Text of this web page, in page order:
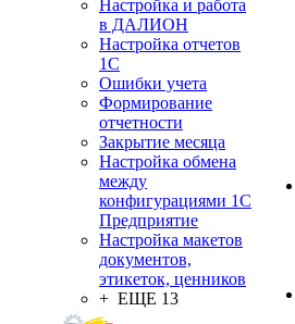
Настройка и работа
в ДАЛИОН
Настройка отчетов
1С
Ошибки учета
Формирование
отчетности
Закрытие месяца
Настройка обмена
между
конфигурациями 1С
Предприятие
Настройка макетов
документов,
этикеток, ценников
+ ЕЩЕ 13